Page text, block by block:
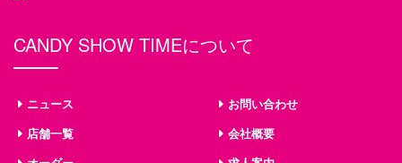
CANDY SHOW TIMEについて
ニュース
店舗一覧
お問い合わせ
会社概要